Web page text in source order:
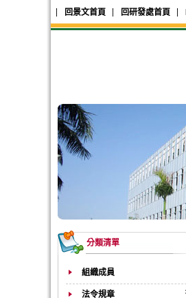
回景文首頁 回研發處首頁
分類清單
組織成員
法令規章